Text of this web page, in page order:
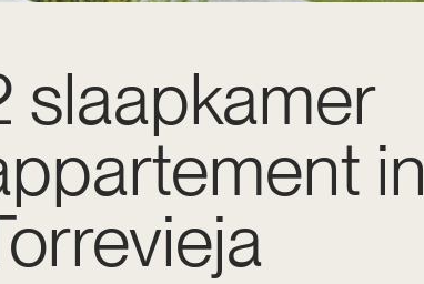
slaapkamer
in